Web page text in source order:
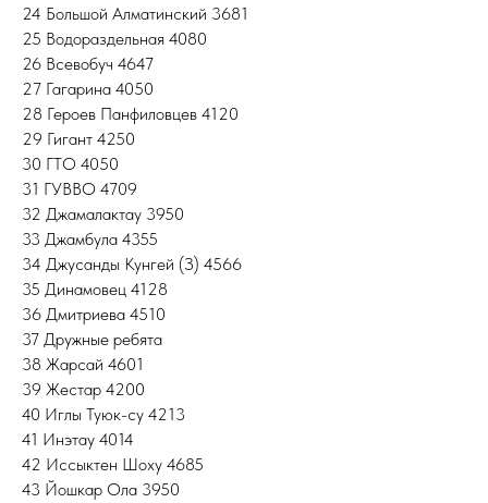
24 Большой Алматинский 3681
25 Водораздельная 4080
26 Всевобуч 4647
27 Гагарина 4050
28 Героев Панфиловцев 4120
29 Гигант 4250
30 ГТО 4050
31 ГУВВО 4709
32 Джамалактау 3950
33 Джамбула 4355
34 Джусанды Кунгей (З) 4566
35 Динамовец 4128
36 Дмитриева 4510
37 Дружные ребята
38 Жарсай 4601
39 Жестар 4200
40 Иглы Туюк-су 4213
41 Инэтау 4014
42 Иссыктен Шоху 4685
43 Йошкар Ола 3950